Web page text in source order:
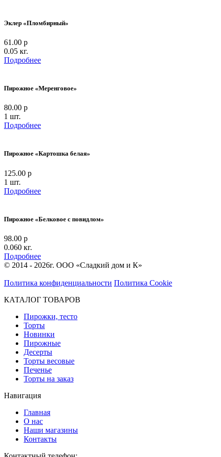
Эклер «Пломбирный»
61.00 р
0.05 кг.
Подробнее
Пирожное «Меренговое»
80.00 р
1 шт.
Подробнее
Пирожное «Картошка белая»
125.00 р
1 шт.
Подробнее
Пирожное «Белковое с повидлом»
98.00 р
0.060 кг.
Подробнее
© 2014 - 2026г. ООО «Сладкий дом и К»
Политика конфиденциальности Политика Cookie
КАТАЛОГ ТОВАРОВ
Пирожки, тесто
Торты
Новинки
Пирожные
Десерты
Торты весовые
Печенье
Торты на заказ
Навигация
Главная
О нас
Наши магазины
Контакты